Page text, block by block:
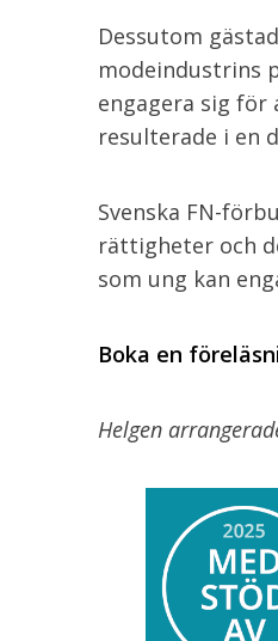
Dessutom
modeindustrins
engagera sig
resulterade i en
Svenska FN-
rättigheter och
som ung kan
Boka en
Helgen